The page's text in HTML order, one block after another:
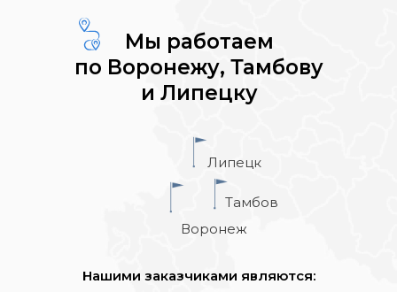
Мы работаем
по Воронежу, Тамбову
и Липецку
Нашими заказчиками являются:
Воронеж
Тамбов
Липецк